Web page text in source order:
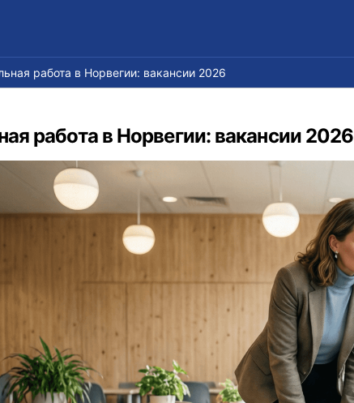
работа в Норвегии: вакансии 2026
работа в Норвегии: вакансии 2026